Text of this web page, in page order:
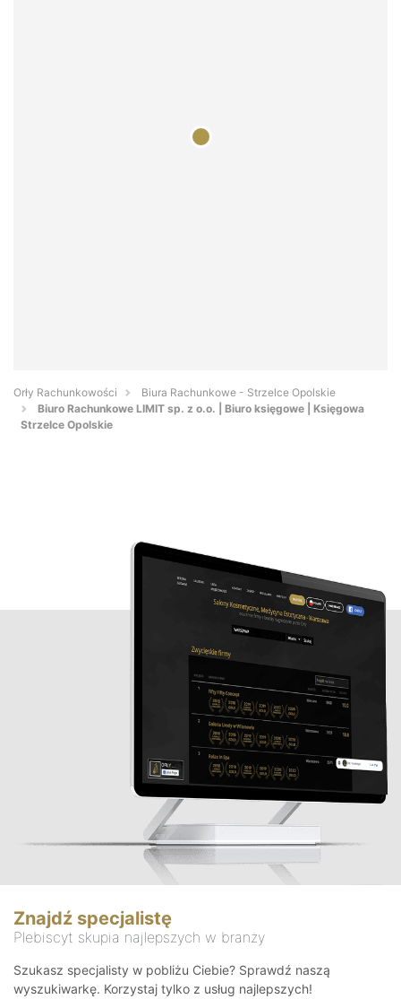
Orły Rachunkowości
Biura Rachunkowe - Strzelce Opolskie
Biuro Rachunkowe LIMIT sp. z o.o. | Biuro księgowe | Księgowa
Strzelce Opolskie
Znajdź specjalistę
Plebiscyt skupia najlepszych w branży
Szukasz specjalisty w pobliżu Ciebie? Sprawdź naszą
wyszukiwarkę. Korzystaj tylko z usług najlepszych!